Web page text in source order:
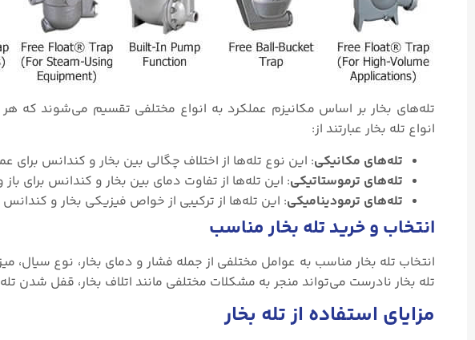
تله‌های بخار بر اساس مکانیزم عملکرد به انواع مختلفی تقسیم می‌شوند که
انواع تله بخار عبارتند از:
تله‌های مکانیکی: این نوع تله‌ها از اختلاف چگالی بین بخار و کندانس
تله‌های ترموستاتیکی: این تله‌ها از تفاوت دمای بین بخار و کندانس برای
تله‌های ترمودینامیکی: این تله‌ها از ترکیبی از خواص فیزیکی بخار و
انتخاب و خرید تله بخار مناسب
انتخاب تله بخار مناسب به عوامل مختلفی از جمله فشار و دمای بخار، نوع
تله بخار نادرست می‌تواند منجر به مشکلات مختلفی مانند اتلاف بخار، قفل
مزایای استفاده از تله بخار